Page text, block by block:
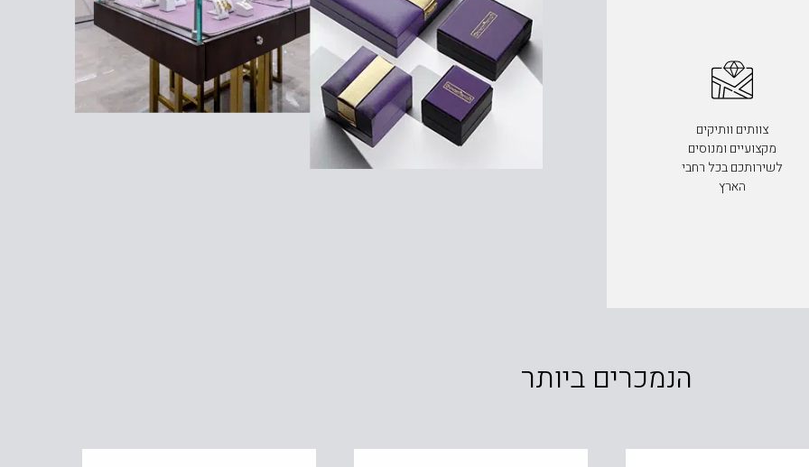
צוותים וותיקים
מקצועיים ומנוסים
לשירותכם בכל רחבי
הארץ
הנמכרים ביותר